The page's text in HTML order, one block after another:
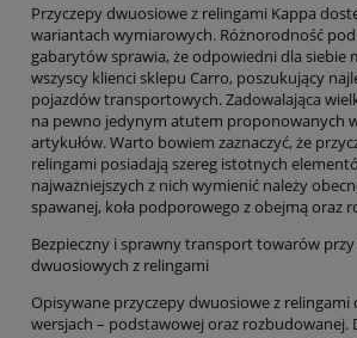
Przyczepy dwuosiowe z relingami Kappa
wariantach wymiarowych. Różnorodność
gabarytów sprawia, że odpowiedni dla siebie
wszyscy klienci sklepu Carro, poszukujący
pojazdów transportowych. Zadowalająca
na pewno jedynym atutem proponowanych
artykułów. Warto bowiem zaznaczyć, że
relingami posiadają szereg istotnych
najważniejszych z nich wymienić należy
spawanej, koła podporowego z obejmą oraz
Bezpieczny i sprawny transport towarów
dwuosiowych z relingami
Opisywane przyczepy dwuosiowe z
wersjach – podstawowej oraz rozbudowanej.